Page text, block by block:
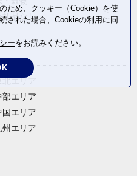
礼品なし
エリア
部エリア
国エリア
州エリア
ため、クッキー（Cookie）を使
された場合、Cookieの利用に同
ーをお読みください。